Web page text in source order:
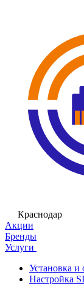
Краснодар
Акции
Бренды
Услуги
Установка
Настройка